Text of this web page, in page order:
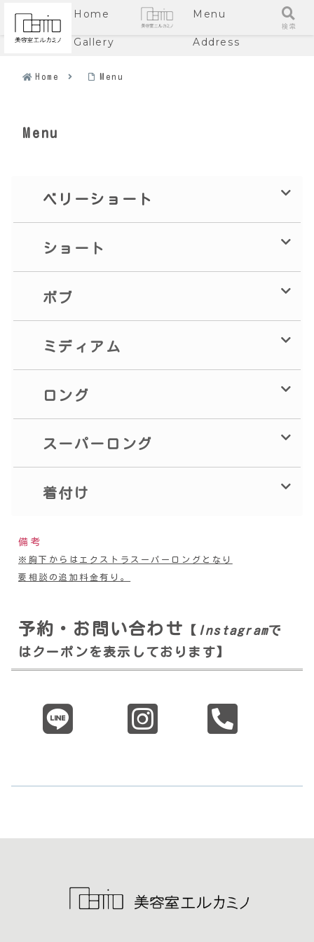
Home Menu
Gallery Address
Home Menu
Menu
ベリーショート
ショート
ボブ
ミディアム
ロング
スーパーロング
着付け
備考
※胸下からはエクストラスーパーロングとなり
要相談の追加料金有り。
予約・お問い合わせ 【 Instagramで
はクーポンを表示しております】
メニュー 検索